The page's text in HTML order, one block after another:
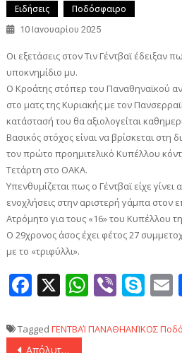
Ειδήσεις Ποδόσφαιρο
10 Ιανουαρίου 2025
Οι εξετάσεις στον Τιν Γέντβαϊ έδειξαν
υποκνημίδιο μυ.
Ο Κροάτης στόπερ του Παναθηναϊκού
στο ματς της Κυριακής με τον
κατάστασή του θα αξιολογείται
Βασικός στόχος είναι να βρίσκεται στη
τον πρώτο προημιτελικό Κυπέλλου
Τετάρτη στο ΟΑΚΑ.
Υπενθυμίζεται πως ο Γέντβαϊ είχε
ενοχλήσεις στην αριστερή γάμπα στον
Ατρόμητο για τους «16» του Κυπέλλου
Ο 29χρονος άσος έχει φέτος 27
με το «τριφύλλι».
Facebook
X Viber
Tagged ΓΕΝΤΒΑΊ ΠΑΝΑΘΗΑΝΊΚΟΣ
Πλοήγηση
Απόλυτος κυρίαρχος ο Ολυμπιακός με την Mπάγερν